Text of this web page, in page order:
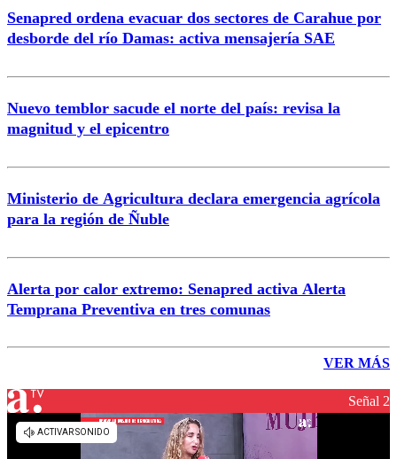
Senapred ordena evacuar dos sectores de Carahue por
desborde del río Damas: activa mensajería SAE
Nuevo temblor sacude el norte del país: revisa la
magnitud y el epicentro
Ministerio de Agricultura declara emergencia agrícola
para la región de Ñuble
Alerta por calor extremo: Senapred activa Alerta
Temprana Preventiva en tres comunas
VER MÁS
Señal 2